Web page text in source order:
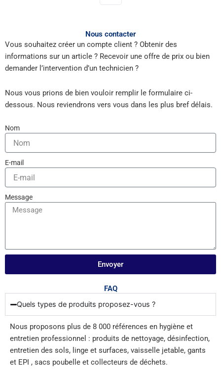
Nous contacter
Vous souhaitez créer un compte client ? Obtenir des
informations sur un article ? Recevoir une offre de prix ou bien
demander l’intervention d’un technicien ?
Nous vous prions de bien vouloir remplir le formulaire ci-
dessous. Nous reviendrons vers vous dans les plus bref délais.
Nom
E-mail
Message
Envoyer
FAQ
Quels types de produits proposez-vous ?
Nous proposons plus de 8 000 références en hygiène et
entretien professionnel : produits de nettoyage, désinfection,
entretien des sols, linge et surfaces, vaisselle jetable, gants
et EPI , sacs poubelle et collecteurs de déchets.